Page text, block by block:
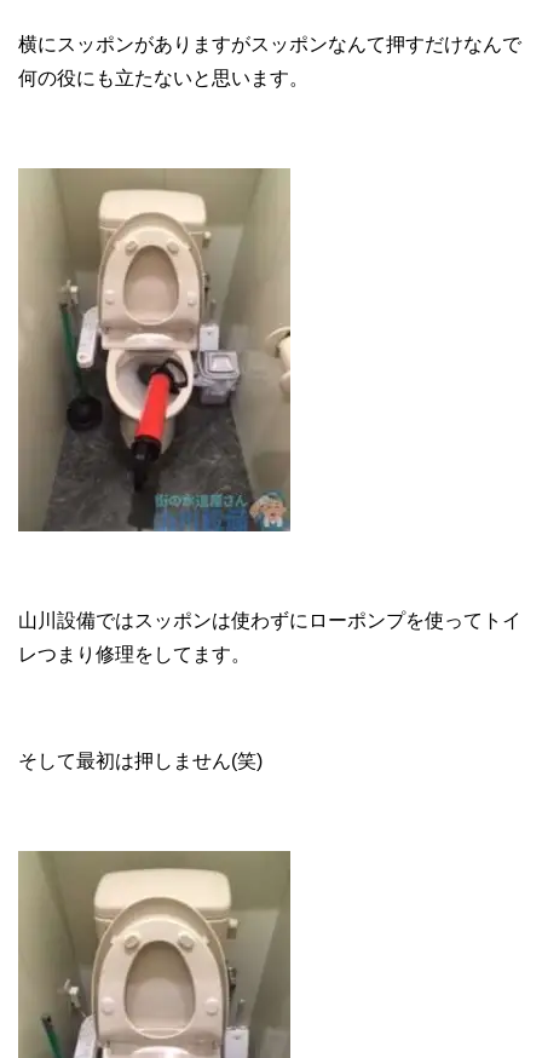
横にスッポンがありますがスッポンなんて押すだけなんで
何の役にも立たないと思います。
山川設備ではスッポンは使わずにローポンプを使ってトイ
レつまり修理をしてます。
そして最初は押しません(笑)